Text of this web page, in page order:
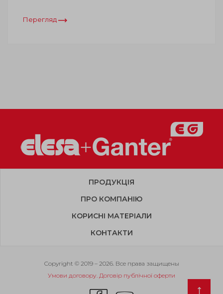
Перегляд
ПРОДУКЦІЯ
ПРО КОМПАНІЮ
КОРИСНІ МАТЕРІАЛИ
КОНТАКТИ
Copyright © 2019 – 2026. Все права защищены
Умови договору. Договір публічної оферти